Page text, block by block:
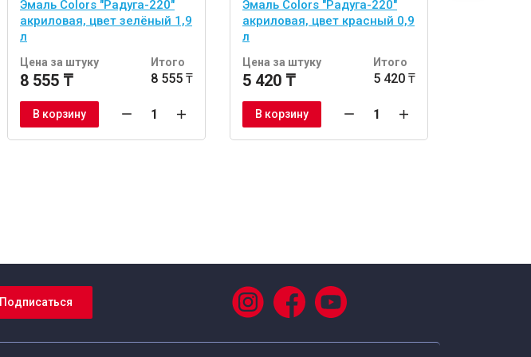
Эмаль Colors "Радуга-220"
акриловая, цвет зелёный 1,9
л
Цена за штуку
8 555 ₸
Итого
8 555 ₸
В корзину
Эмаль Colors "Радуга-220"
акриловая, цвет красный 0,9
л
Цена за штуку
5 420 ₸
Итого
5 420 ₸
В корзину
Подписаться